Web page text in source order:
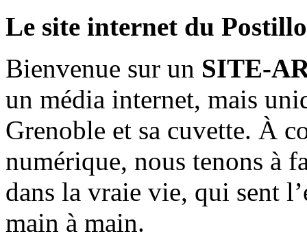
Le site internet du
Bienvenue sur un SITE-
un média internet, mais
Grenoble et sa cuvette. À
numérique, nous tenons à
dans la vraie vie, qui sent
main à main.